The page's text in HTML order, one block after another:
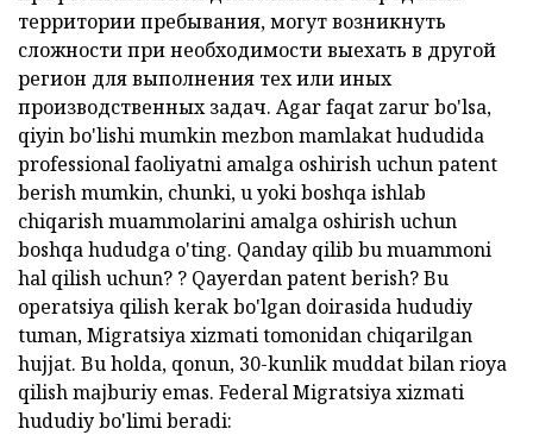
территории пребывания, могут возникнуть
сложности при необходимости выехать в другой
регион для выполнения тех или иных
производственных задач. Agar faqat zarur bo'lsa,
qiyin bo'lishi mumkin mezbon mamlakat hududida
professional faoliyatni amalga oshirishuchun patent
berish mumkin, chunki,u yoki boshqa ishlab
chiqarish muammolarini amalga oshirish uchun
boshqa hududga o'ting. Qanday qilib bu muammoni
hal qilish uchun? ? Qayerdan patent berish?Bu
operatsiya qilish kerak bo'lgan doirasida hududiy
tuman, Migratsiya xizmati tomonidan chiqarilgan
hujjat. Bu holda, qonun, 30-kunlik muddat bilan rioya
qilish majburiy emas. Federal Migratsiya xizmati
hududiy bo'limi beradi: